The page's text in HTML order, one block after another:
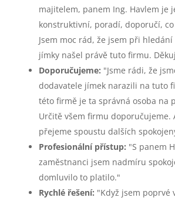
majitelem, panem Ing. Havlem je
konstruktivní, poradí, doporučí,
Jsem moc rád, že jsem při
jímky našel právě tuto firmu.
Doporučujeme: "Jsme rádi, že
dodavatele jímek narazili na tuto
této firmě je ta správná osoba na
Určitě všem firmu doporučujeme.
přejeme spoustu dalších
Profesionální přístup: "S panem
zaměstnanci jsem nadmíru
domluvilo to platilo."
Rychlé řešení: "Když jsem poprvé